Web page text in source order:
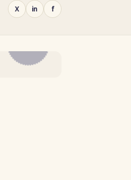
X in f